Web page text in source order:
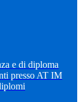
e di diploma
presso AT IM